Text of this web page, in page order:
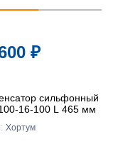
₽
сильфонный
16-100 L 465 мм
Хортум